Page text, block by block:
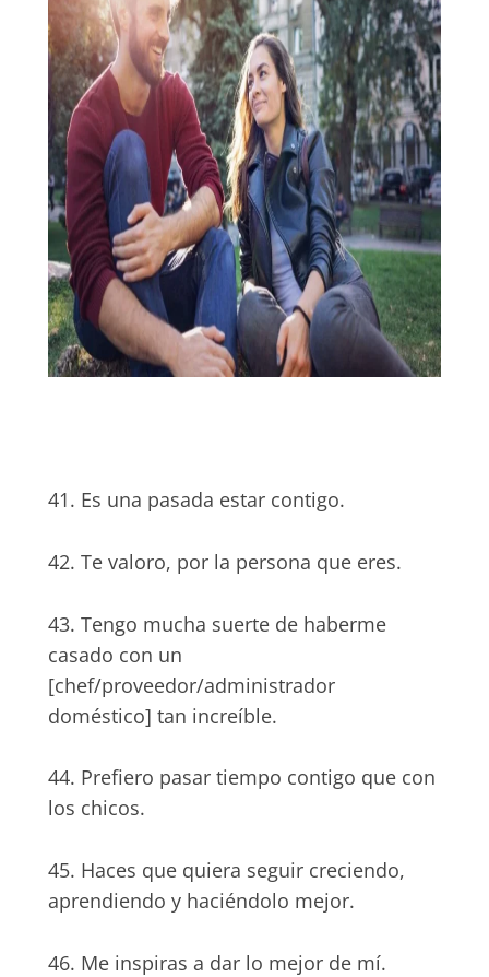
41. Es una pasada estar contigo.
42. Te valoro, por la persona que eres.
43. Tengo mucha suerte de haberme
casado con un
[chef/proveedor/administrador
doméstico] tan increíble.
44. Prefiero pasar tiempo contigo que con
los chicos.
45. Haces que quiera seguir creciendo,
aprendiendo y haciéndolo mejor.
46. Me inspiras a dar lo mejor de mí.